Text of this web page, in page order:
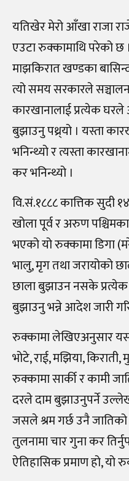
यतिखेर मेरो आँखा राजा
एउटा रुक्कामाथि परेको छ
माझकिरात खण्डका
त्यो समय सरकारले
कारखानालाई प्रत्येक घरले
बुझाउनु पथ्र्यो । यस्ता
भनिन्थ्यो र त्यस्ता
कर भनिन्थ्यो ।
वि.सं.१८८८ कात्तिक सुदी
खोला पूर्व र अरुण
भएको यो रुक्कामा डिगा
भालु, मृग तथा जरायोको
छाला बुझाउन नसके
बुझाउनु भन्ने आदेश जारी
रुक्कामा लेखिएअनुसार
भोटे, राई, मझिया,
रुक्कामा सार्की र कामी
दरले दाम बुझाउनुपर्ने
जसले श्रम गर्छ उनै
तुलनामा चार गुना कर
ऐतिहासिक प्रमाण हो, यो